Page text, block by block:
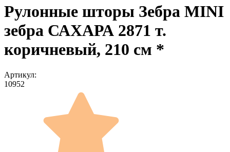
Рулонные шторы Зебра MINI
зебра САХАРА 2871 т.
коричневый, 210 см *
Артикул:
10952